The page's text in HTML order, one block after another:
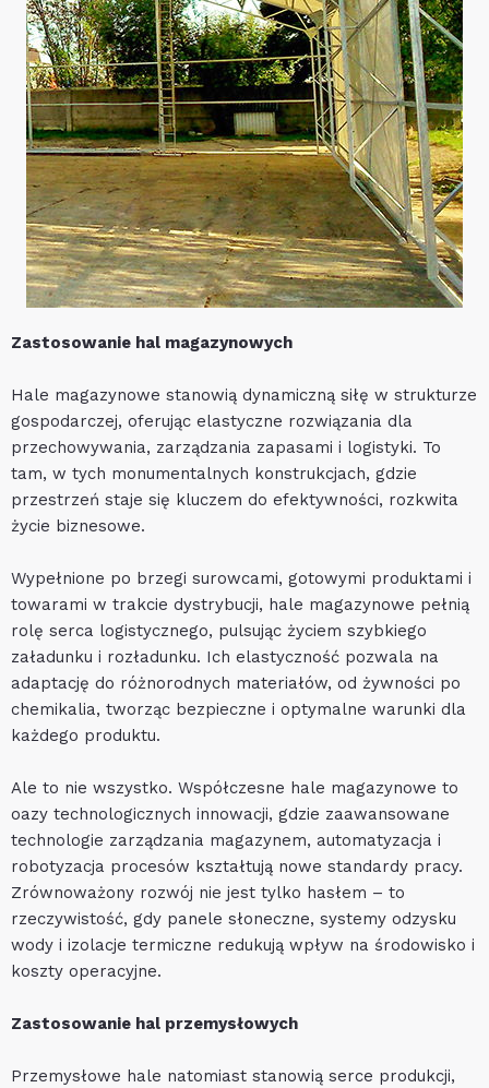
Zastosowanie hal magazynowych
Hale magazynowe stanowią dynamiczną siłę w strukturze
gospodarczej, oferując elastyczne rozwiązania dla
przechowywania, zarządzania zapasami i logistyki. To
tam, w tych monumentalnych konstrukcjach, gdzie
przestrzeń staje się kluczem do efektywności, rozkwita
życie biznesowe.
Wypełnione po brzegi surowcami, gotowymi produktami i
towarami w trakcie dystrybucji, hale magazynowe pełnią
rolę serca logistycznego, pulsując życiem szybkiego
załadunku i rozładunku. Ich elastyczność pozwala na
adaptację do różnorodnych materiałów, od żywności po
chemikalia, tworząc bezpieczne i optymalne warunki dla
każdego produktu.
Ale to nie wszystko. Współczesne hale magazynowe to
oazy technologicznych innowacji, gdzie zaawansowane
technologie zarządzania magazynem, automatyzacja i
robotyzacja procesów kształtują nowe standardy pracy.
Zrównoważony rozwój nie jest tylko hasłem – to
rzeczywistość, gdy panele słoneczne, systemy odzysku
wody i izolacje termiczne redukują wpływ na środowisko i
koszty operacyjne.
Zastosowanie hal przemysłowych
Przemysłowe hale natomiast stanowią serce produkcji,